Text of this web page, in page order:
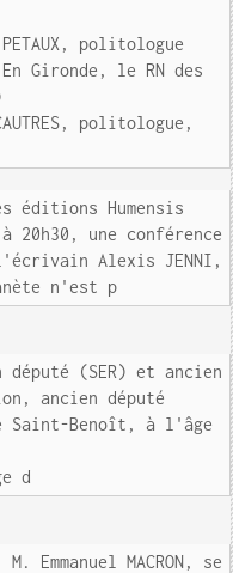
politologue
Gironde, le RN des
politologue,
éditions Humensis
20h30, une conférence
Alexis JENNI,
n'est p
député (SER) et ancien
ancien député
Saint-Benoît, à l'âge
d
Emmanuel MACRON, se